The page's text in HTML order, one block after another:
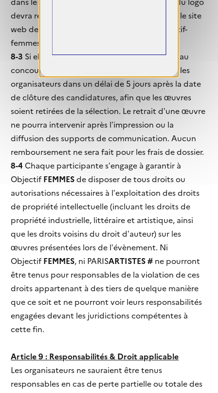
devra renvoyer, quel que soit le support, vers le site
web de Objectif
(https://www.objectif-
femmes.art).
8-3 Si elle entend renoncer à sa participation au
concours, il appartient à l’auteure d’informer les
organisateurs dans un délai de 5 jours après la date
de clôture des candidatures, afin que les œuvres
soient retirées de la sélection. Le retrait d’une œuvre
ne pourra intervenir après l’impression ou la
diffusion des supports de communication. Aucun
remboursement ne sera fait pour les frais de dossier.
8-4 Chaque participante s’engage à garantir à
ObjectifFEMMESde disposer de tous droits ou
autorisations nécessaires à l’exploitation des droits
de propriété intellectuelle (incluant les droits de
propriété industrielle, littéraire et artistique, ainsi
que les droits voisins du droit d’auteur) sur les
œuvres présentées lors de l’évènement. Ni
ObjectifFEMMES, ni PARISARTISTES # ne pourront
être tenus pour responsables de la violation de ces
droits appartenant à des tiers de quelque manière
que ce soit et ne pourront voir leurs responsabilités
engagées devant les juridictions compétentes à
cette fin.
Article 9 : Responsabilités & Droit applicable
Les organisateurs ne sauraient être tenus
responsables en cas de perte partielle ou totale des